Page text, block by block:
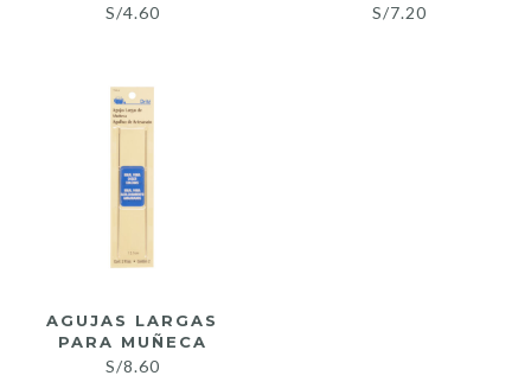
S/4.60 S/7.20
AGUJAS LARGAS
PARA MUÑECA
S/8.60